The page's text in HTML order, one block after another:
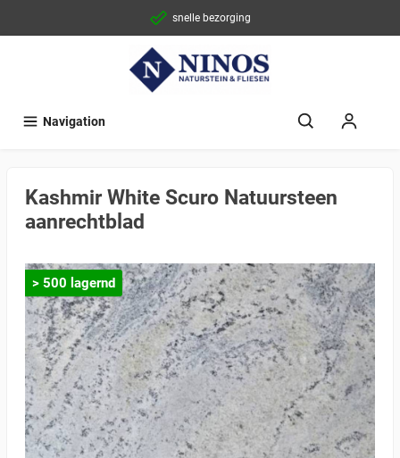
snelle bezorging
Navigation
Kashmir White Scuro Natuursteen
aanrechtblad
> 500 lagernd